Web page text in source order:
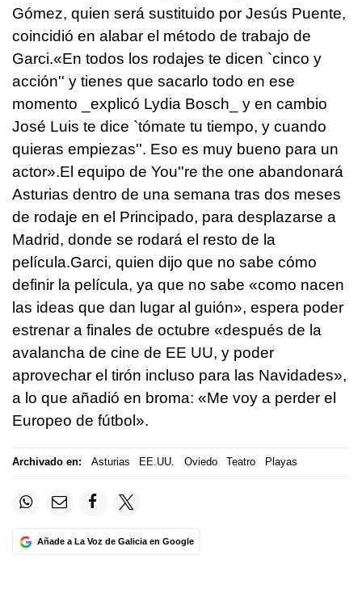
Gómez, quien será sustituido por Jesús Puente,
coincidió en alabar el método de trabajo de
Garci.«En todos los rodajes te dicen `cinco y
acción'' y tienes que sacarlo todo en ese
momento _explicó Lydia Bosch_ y en cambio
José Luis te dice `tómate tu tiempo, y cuando
quieras empiezas''. Eso es muy bueno para un
actor».El equipo de You''re the one abandonará
Asturias dentro de una semana tras dos meses
de rodaje en el Principado, para desplazarse a
Madrid, donde se rodará el resto de la
película.Garci, quien dijo que no sabe cómo
definir la película, ya que no sabe «como nacen
las ideas que dan lugar al guión», espera poder
estrenar a finales de octubre «después de la
avalancha de cine de EE UU, y poder
aprovechar el tirón incluso para las Navidades»,
a lo que añadió en broma: «Me voy a perder el
Europeo de fútbol».
Archivado en: Asturias EE.UU. Oviedo Teatro Playas
Añade a La Voz de Galicia en Google